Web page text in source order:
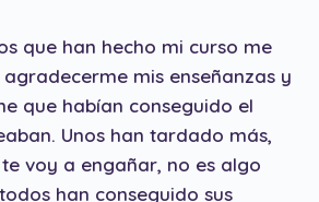
que han hecho mi curso me
mis enseñanzas y
que habían conseguido el
Unos han tardado más,
voy a engañar, no es algo
han conseguido sus